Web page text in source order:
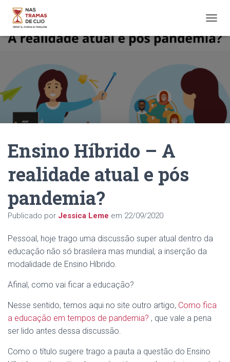
L
T
N
V
Ensino Híbrido – A
realidade atual e pós
pandemia?
Publicado por Jessica Leme em 22/09/2020
Pessoal, hoje trago uma discussão super atual dentro da
educação não só brasileira mas mundial, a inserção da
modalidade de Ensino Híbrido.
Afinal, como vai ficar a educação?
Nesse sentido, temos aqui no site outro artigo, Como fica
a educação em tempos de pandemia? , que vale a pena
ser lido antes dessa discussão.
Como o título sugere trago a pauta a questão do Ensino